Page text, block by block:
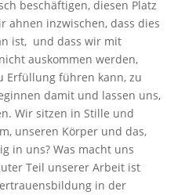
beschäftigen, diesen Platz
ahnen inzwischen, dass dies
ist, und dass wir mit
auskommen werden,
Erfüllung führen kann, zu
damit und lassen uns,
Wir sitzen in Stille und
unseren Körper und das,
in uns? Was macht uns
Teil unserer Arbeit ist
in der